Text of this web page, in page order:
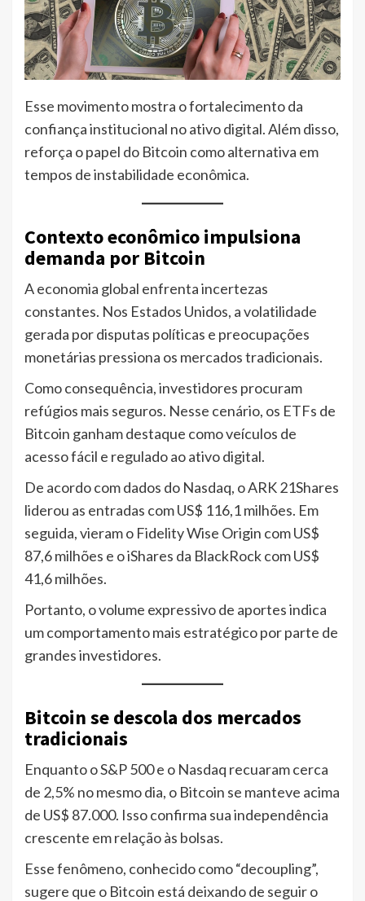
Esse movimento mostra o fortalecimento da
confiança institucional no ativo digital. Além disso,
reforça o papel do Bitcoin como alternativa em
tempos de instabilidade econômica.
Contexto econômico impulsiona
demanda por Bitcoin
A economia global enfrenta incertezas
constantes. Nos Estados Unidos, a volatilidade
gerada por disputas políticas e preocupações
monetárias pressiona os mercados tradicionais.
Como consequência, investidores procuram
refúgios mais seguros. Nesse cenário, os ETFs de
Bitcoin ganham destaque como veículos de
acesso fácil e regulado ao ativo digital.
De acordo com dados do Nasdaq, o ARK 21Shares
liderou as entradas com US$ 116,1 milhões. Em
seguida, vieram o Fidelity Wise Origin com US$
87,6 milhões e o iShares da BlackRock com US$
41,6 milhões.
Portanto, o volume expressivo de aportes indica
um comportamento mais estratégico por parte de
grandes investidores.
Bitcoin se descola dos mercados
tradicionais
Enquanto o S&P 500 e o Nasdaq recuaram cerca
de 2,5% no mesmo dia, o Bitcoin se manteve acima
de US$ 87.000. Isso confirma sua independência
crescente em relação às bolsas.
Esse fenômeno, conhecido como “decoupling”,
sugere que o Bitcoin está deixando de seguir o